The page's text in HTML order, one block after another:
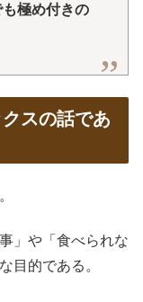
極め付きの
スの話であ
」や「食べられな
目的である。